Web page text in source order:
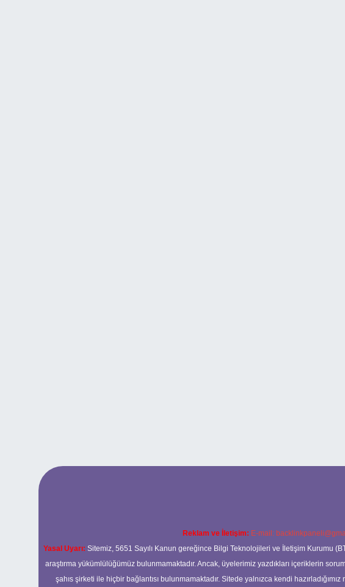
Reklam ve İletişim: E-mail:
Yasal Uyarı: Sitemiz, 5651 Sayılı Kanun gereğince Bilgi Teknolojileri ve İletişim Kurumu
araştırma yükümlülüğümüz bulunmamaktadır. Ancak, üyelerimiz yazdıkları içeriklerin
şahıs şirketi ile hiçbir bağlantısı bulunmamaktadır. Sitede yalnızca kendi